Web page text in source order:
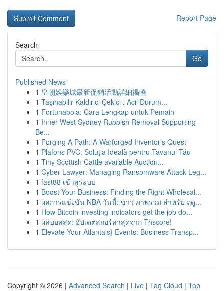
Report Page
Search
Go
Published News
1 皇朝娛樂城最新促銷活動詳細揭曉
1 Taşınabilir Kaldırıcı Çekici : Acil Durum...
1 Fortunabola: Cara Lengkap untuk Pemain
1 Inner West Sydney Rubbish Removal Supporting
Be...
1 Forging A Path: A Warforged Inventor’s Quest
1 Plafons PVC: Soluția Ideală pentru Tavanul Tău
1 Tiny Scottish Cattle available Auction...
1 Cyber Lawyer: Managing Ransomware Attack Leg...
1 fast88 เข้าสู่ระบบ
1 Boost Your Business: Finding the Right Wholesal...
1 ผลการแข่งขัน NBA วันนี้: ข่าว ภาพรวม สำหรับ ฤดู...
1 How Bitcoin investing indicators get the job do...
1 ผลบอลสด: อัปเดตสกอร์ล่าสุดจาก Thscore!
1 Elevate Your Atlanta's} Events: Business Transp...
Copyright © 2026 | Advanced Search | Live | Tag Cloud | Top